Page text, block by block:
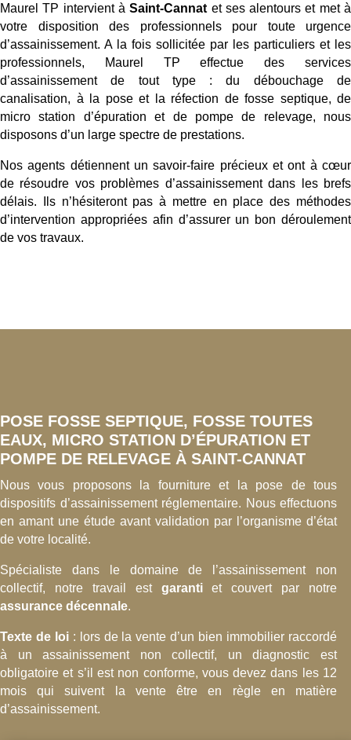
Maurel TP intervient àSaint-Cannat et ses alentours et met à
votre disposition des professionnels pour toute urgence
d’assainissement. A la fois sollicitée par les particuliers et les
professionnels, Maurel TP effectue des services
d’assainissement de tout type : du débouchage de
canalisation, à la pose et la réfection de fosse septique, de
micro station d’épuration et de pompe de relevage, nous
disposons d’un large spectre de prestations.
Nos agents détiennent un savoir-faire précieux et ont à cœur
de résoudre vos problèmes d’assainissement dans les brefs
délais. Ils n’hésiteront pas à mettre en place des méthodes
d’intervention appropriées afin d’assurer un bon déroulement
de vos travaux.
POSE FOSSE SEPTIQUE, FOSSE TOUTES
EAUX, MICRO STATION D’ÉPURATION ET
POMPE DE RELEVAGE À SAINT-CANNAT
Nous vous proposons la fourniture et la pose de tous
dispositifs d’assainissement réglementaire. Nous effectuons
en amant une étude avant validation par l’organisme d’état
de votre localité.
Spécialiste dans le domaine de l’assainissement non
collectif, notre travail est garantiet couvert par notre
assurance décennale.
Texte de loi : lors de la vente d’un bien immobilier raccordé
à un assainissement non collectif, un diagnostic est
obligatoire et s’il est non conforme, vous devez dans les 12
mois qui suivent la vente être en règle en matière
d’assainissement.